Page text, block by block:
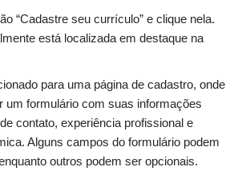
“Cadastre seu currículo” e clique nela.
está localizada em destaque na
para uma página de cadastro, onde
um formulário com suas informações
contato, experiência profissional e
Alguns campos do formulário podem
outros podem ser opcionais.